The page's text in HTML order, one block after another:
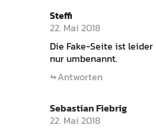
Steffi
22. Mai 2018
Die Fake-Seite ist
nur umbenannt.
Antworten
Sebastian Fiebrig
22. Mai 2018